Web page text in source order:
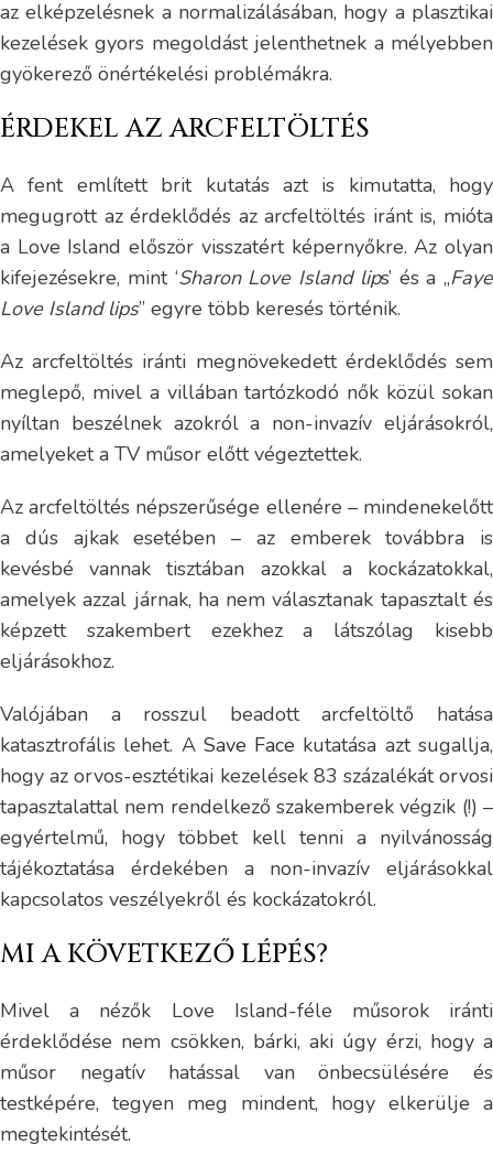
az elképzelésnek a normalizálásában, hogy a plasztikai
kezelések gyors megoldást jelenthetnek a mélyebben
gyökerező önértékelési problémákra.
ÉRDEKEL AZ ARCFELTÖLTÉS
A fent említett brit kutatás azt is kimutatta, hogy
megugrott az érdeklődés az arcfeltöltés iránt is, mióta
a Love Island először visszatért képernyőkre. Az olyan
kifejezésekre, mint ‘Sharon Love Island lips’ és a „Faye
Love Island lips” egyre több keresés történik.
Az arcfeltöltés iránti megnövekedett érdeklődés sem
meglepő, mivel a villában tartózkodó nők közül sokan
nyíltan beszélnek azokról a non-invazív eljárásokról,
amelyeket a TV műsor előtt végeztettek.
Az arcfeltöltés népszerűsége ellenére – mindenekelőtt
a dús ajkak esetében – az emberek továbbra is
kevésbé vannak tisztában azokkal a kockázatokkal,
amelyek azzal járnak, ha nem választanak tapasztalt és
képzett szakembert ezekhez a látszólag kisebb
eljárásokhoz.
Valójában a rosszul beadott arcfeltöltő hatása
katasztrofális lehet. A Save Face kutatása azt sugallja,
hogy az orvos-esztétikai kezelések 83 százalékát orvosi
tapasztalattal nem rendelkező szakemberek végzik (!) –
egyértelmű, hogy többet kell tenni a nyilvánosság
tájékoztatása érdekében a non-invazív eljárásokkal
kapcsolatos veszélyekről és kockázatokról.
MI A KÖVETKEZŐ LÉPÉS?
Mivel a nézők Love Island-féle műsorok iránti
érdeklődése nem csökken, bárki, aki úgy érzi, hogy a
műsor negatív hatással van önbecsülésére és
testképére, tegyen meg mindent, hogy elkerülje a
megtekintését.